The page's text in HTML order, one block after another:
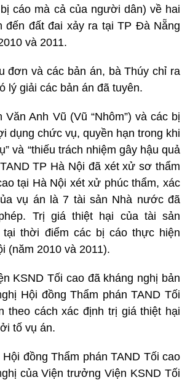
cáo mà cả của người dân) về hai
đến đất đai xảy ra tại TP Đà Nẵng
và 2011.
đơn và các bản án, bà Thúy chỉ ra
lý giải các bản án đã tuyên.
Anh Vũ (Vũ “Nhôm”) và các bị
dụng chức vụ, quyền hạn trong khi
và “thiếu trách nhiệm gây hậu quả
TP Hà Nội đã xét xử sơ thẩm
tại Hà Nội xét xử phúc thẩm, xác
vụ án là 7 tài sản Nhà nước đã
Trị giá thiệt hại của tài sản
thời điểm các bị cáo thực hiện
(năm 2010 và 2011).
KSND Tối cao đã kháng nghị bản
Hội đồng Thẩm phán TAND Tối
theo cách xác định trị giá thiệt hại
tố vụ án.
đồng Thẩm phán TAND Tối cao
của Viện trưởng Viện KSND Tối